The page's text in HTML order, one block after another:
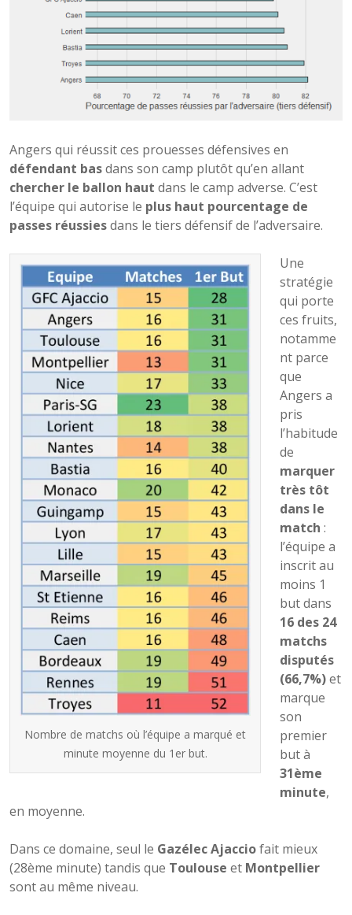
Angers qui réussit ces prouesses défensives en
défendant basdans son camp plutôt qu’en allant
chercher le ballon haut dans le camp adverse. C’est
l’équipe qui autorise le plus haut pourcentage de
passes réussiesdans le tiers défensif de l’adversaire.
Nombre de matchs où l’équipe a marqué et
minute moyenne du 1er but.
Une
stratégie
qui porte
ces fruits,
notamme
nt parce
que
Angers a
pris
l’habitude
de
marquer
très tôt
dans le
match :
l’équipe a
inscrit au
moins 1
but dans
16 des 24
matchs
disputés
(66,7%)et
marque
son
premier
but à
31ème
minute,
en moyenne.
Dans ce domaine, seul le Gazélec Ajacciofait mieux
(28ème minute) tandis que Toulouse et Montpellier
sont au même niveau.